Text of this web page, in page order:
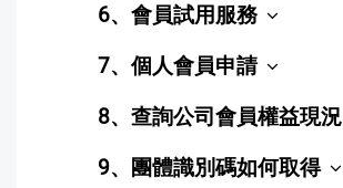
6、會員試用服務
7、個人會員申請
8、查詢公司會員權益現況
9、團體識別碼如何取得